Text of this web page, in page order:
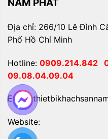
NAM PHÁT
Địa chỉ: 266/10 Lê Đình
Phố Hồ Chí Minh
Hotline: 0909.214.842
09.08.04.09.04
Email:
Website: